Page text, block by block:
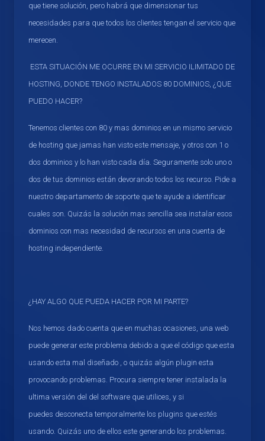
que tiene solución, pero habrá que dimensionar tus
necesidades para que todos los clientes tengan el servicio que
merecen.
ESTA SITUACIÓN ME OCURRE EN MI SERVICIO ILIMITADO DE
HOSTING, DONDE TENGO INSTALADOS 80 DOMINIOS, ¿QUE
PUEDO HACER?
Tenemos clientes con 80 y mas dominios en un mismo servicio
de hosting que jamas han visto este mensaje, y otros con 1 o
dos dominios y lo han visto cada día. Seguramente solo uno o
dos de tus dominios están devorando todos los recurso. Pide a
nuestro departamento de soporte que te ayude a identificar
cuales son. Quizás la solución mas sencilla sea instalar esos
dominios con mas necesidad de recursos en una cuenta de
hosting independiente.
¿HAY ALGO QUE PUEDA HACER POR MI PARTE?
Nos hemos dado cuenta que en muchas ocasiones, una web
puede generar este problema debido a que el código que esta
usando esta mal diseñado , o quizás algún plugin esta
provocando problemas. Procura siempre tener instalada la
ultima versión del del software que utilices, y si
puedes desconecta temporalmente los plugins que estés
usando. Quizás uno de ellos este generando los problemas.